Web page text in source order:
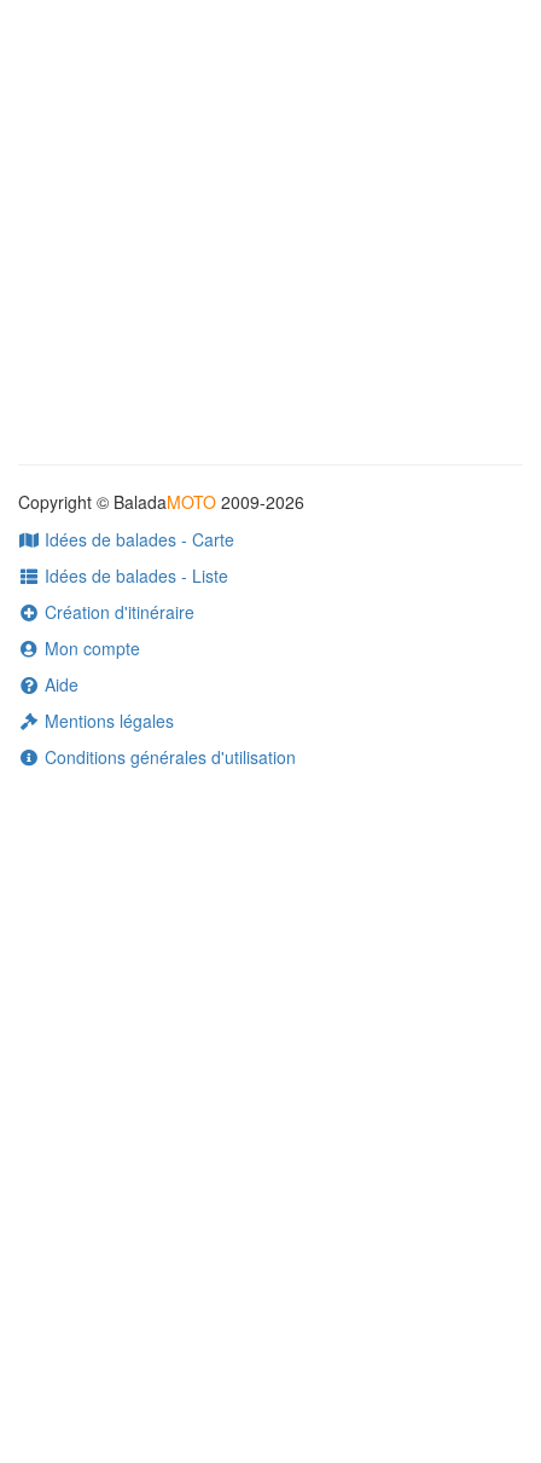
Copyright © BaladaMOTO 2009-2026
Idées de balades - Carte
Idées de balades - Liste
Création d'itinéraire
Mon compte
Aide
Mentions légales
Conditions générales d'utilisation